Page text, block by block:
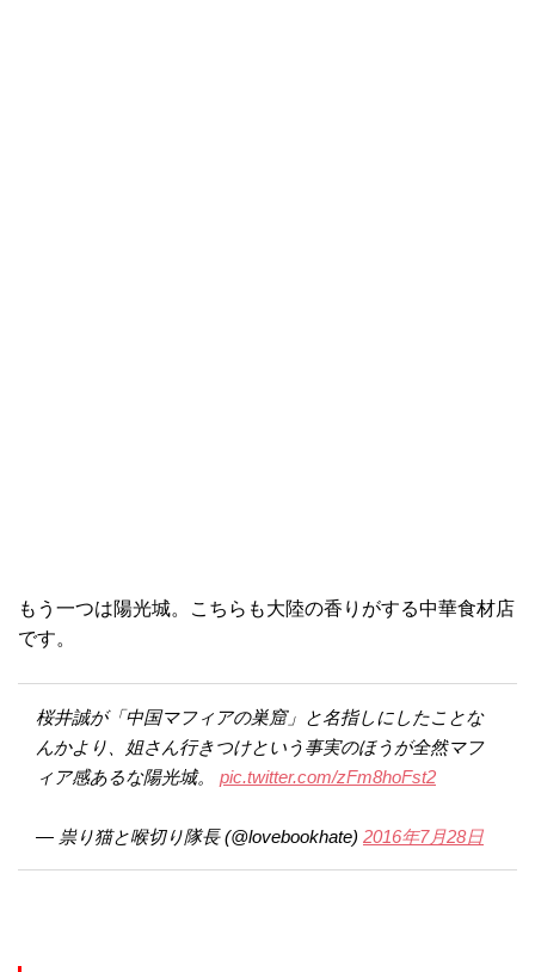
もう一つは陽光城。こちらも大陸の香りがする中華食材店
です。
桜井誠が「中国マフィアの巣窟」と名指しにしたことな
んかより、姐さん行きつけという事実のほうが全然マフ
ィア感あるな陽光城。 pic.twitter.com/zFm8hoFst2
— 祟り猫と喉切り隊長 (@lovebookhate) 2016年7月28日